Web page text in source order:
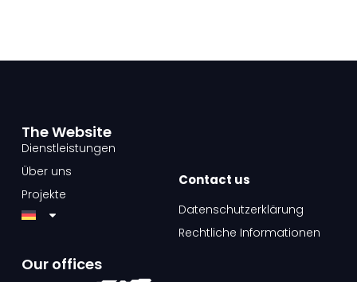
The Website​
Dienstleistungen
Über uns
Projekte
Contact us​
Datenschutzerklärung
Rechtliche Informationen
Our offices​